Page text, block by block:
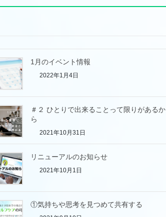
1月のイベント情報
2022年1月4日
＃２ ひとりで出来ることって限りがあるか
ら
2021年10月31日
リニューアルのお知らせ
2021年10月1日
①気持ちや思考を見つめて共有する